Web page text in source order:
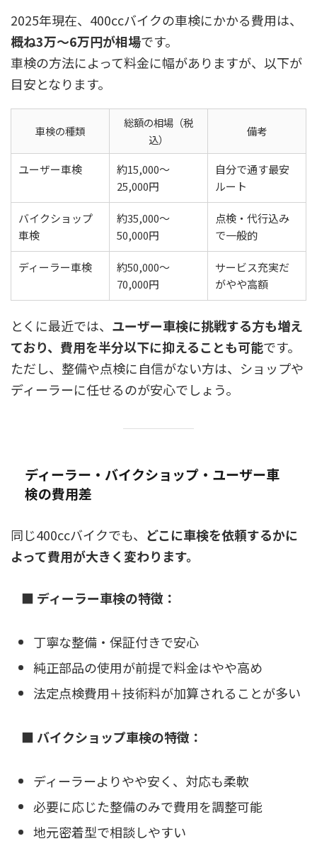
2025年現在、400ccバイクの車検にかかる費用は、
概ね3万〜6万円が相場です。
車検の方法によって料金に幅がありますが、以下が
目安となります。
車検の種類
総額の相場（税
込）
備考
ユーザー車検
約15,000〜
25,000円
自分で通す最安
ルート
バイクショップ
車検
約35,000〜
50,000円
点検・代行込み
で一般的
ディーラー車検
約50,000〜
70,000円
サービス充実だ
がやや高額
とくに最近では、 ユーザー車検に挑戦する方も増え
ており、費用を半分以下に抑えることも可能です。
ただし、整備や点検に自信がない方は、ショップや
ディーラーに任せるのが安心でしょう。
ディーラー・バイクショップ・ユーザー車
検の費用差
同じ400ccバイクでも、 どこに車検を依頼するかに
よって費用が大きく変わります。
■ ディーラー車検の特徴：
丁寧な整備・保証付きで安心
純正部品の使用が前提で料金はやや高め
法定点検費用＋技術料が加算されることが多い
■ バイクショップ車検の特徴：
ディーラーよりやや安く、対応も柔軟
必要に応じた整備のみで費用を調整可能
地元密着型で相談しやすい